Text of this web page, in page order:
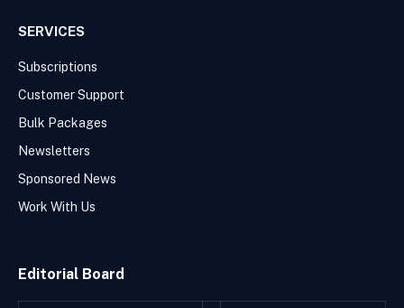
SERVICES
Subscriptions
Customer Support
Bulk Packages
Newsletters
Sponsored News
Work With Us
Editorial Board